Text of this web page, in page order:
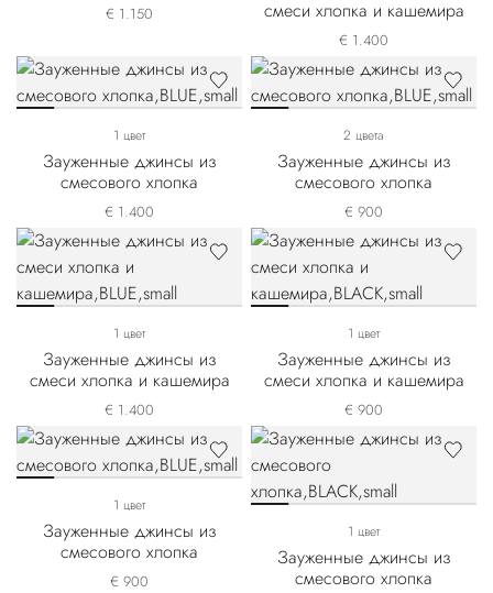
€ 1.150
смеси хлопка и кашемира
€ 1.400
1 цвет
Зауженные джинсы из
смесового хлопка
€ 1.400
2 цвета
Зауженные джинсы из
смесового хлопка
€ 900
1 цвет
Зауженные джинсы из
смеси хлопка и кашемира
€ 1.400
1 цвет
Зауженные джинсы из
смеси хлопка и кашемира
€ 900
1 цвет
Зауженные джинсы из
смесового хлопка
€ 900
1 цвет
Зауженные джинсы из
смесового хлопка